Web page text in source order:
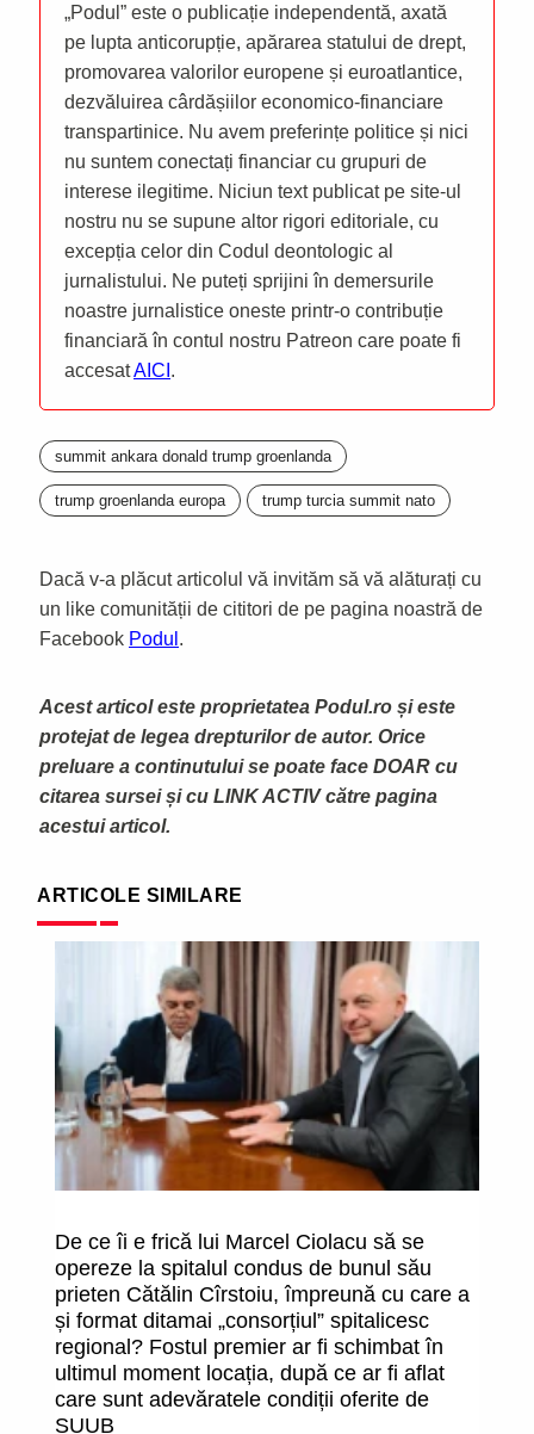
„Podul” este o publicație independentă, axată
pe lupta anticorupție, apărarea statului de drept,
promovarea valorilor europene și euroatlantice,
dezvăluirea cârdășiilor economico-financiare
transpartinice. Nu avem preferințe politice și nici
nu suntem conectați financiar cu grupuri de
interese ilegitime. Niciun text publicat pe site-ul
nostru nu se supune altor rigori editoriale, cu
excepția celor din Codul deontologic al
jurnalistului. Ne puteți sprijini în demersurile
noastre jurnalistice oneste printr-o contribuție
financiară în contul nostru Patreon care poate fi
accesatAICI .
summit ankara donald trump groenlanda
trump groenlanda europa trump turcia summit nato
Dacă v-a plăcut articolul vă invităm să vă alăturați cu
un like comunității de cititori de pe pagina noastră de
Facebook Podul .
Acest articol este proprietatea Podul.ro și este
protejat de legea drepturilor de autor. Orice
preluare a continutului se poate face DOAR cu
citarea sursei și cu LINK ACTIV către pagina
acestui articol.
ARTICOLE SIMILARE
De ce îi e frică lui Marcel Ciolacu să se
opereze la spitalul condus de bunul său
prieten Cătălin Cîrstoiu, împreună cu care a
și format ditamai „consorțiul” spitalicesc
regional? Fostul premier ar fi schimbat în
ultimul moment locația, după ce ar fi aflat
care sunt adevăratele condiții oferite de
SUUB